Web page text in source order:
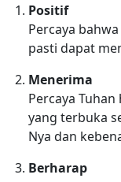
Positif
Percaya
pasti dapat
Menerima
Percaya
yang terbuka
Nya dan
Berharap